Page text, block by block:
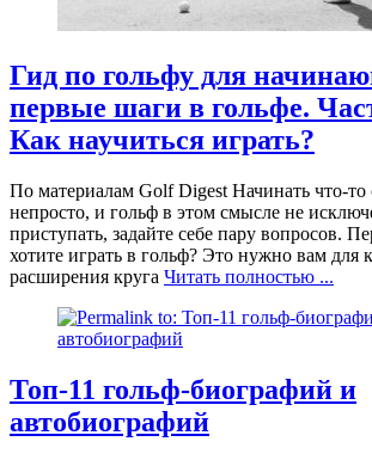
Гид по гольфу для
первые шаги в гольфе.
Как научиться играть?
По материалам Golf Digest Начинать что-то
непросто, и гольф в этом смысле не
приступать, задайте себе пару вопросов.
хотите играть в гольф? Это нужно вам для
расширения круга Читать полностью ...
Топ-11 гольф-биографий и
автобиографий